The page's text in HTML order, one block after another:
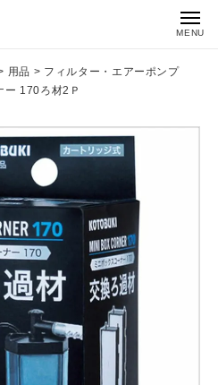
MENU
用品
フィルター・エアーポンプ
ー 170ろ材2Ｐ